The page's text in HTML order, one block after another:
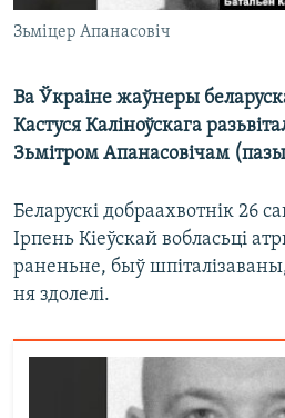
Зьміцер Апанасовіч
Ва Ўкраіне жаўнеры
Кастуся Каліноўскага
Зьмітром Апанасовічам
Беларускі добраахвотнік 26
Ірпень Кіеўскай вобласьці
раненьне, быў
ня здолелі.